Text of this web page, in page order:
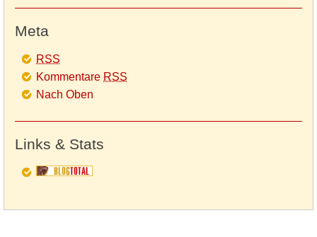
Meta
RSS
Kommentare RSS
Nach Oben
Links & Stats